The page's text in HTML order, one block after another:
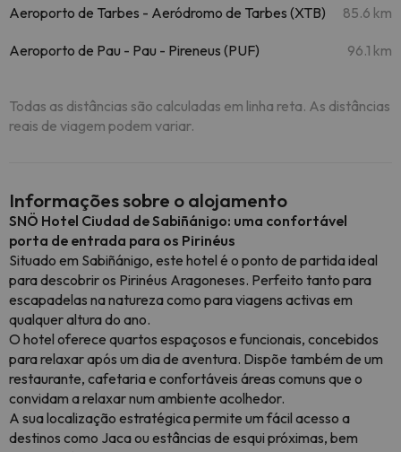
Aeroporto de Tarbes - Aeródromo de Tarbes (XTB) 85.6 km
Aeroporto de Pau - Pau - Pireneus (PUF) 96.1 km
Todas as distâncias são calculadas em linha reta. As distâncias
reais de viagem podem variar.
Informações sobre o alojamento
SNÖ Hotel Ciudad de Sabiñánigo: uma confortável
porta de entrada para os Pirinéus
Situado em Sabiñánigo, este hotel é o ponto de partida ideal
para descobrir os Pirinéus Aragoneses. Perfeito tanto para
escapadelas na natureza como para viagens activas em
qualquer altura do ano.
O hotel oferece quartos espaçosos e funcionais, concebidos
para relaxar após um dia de aventura. Dispõe também de um
restaurante, cafetaria e confortáveis áreas comuns que o
convidam a relaxar num ambiente acolhedor.
A sua localização estratégica permite um fácil acesso a
destinos como Jacaou estâncias de esqui próximas, bem